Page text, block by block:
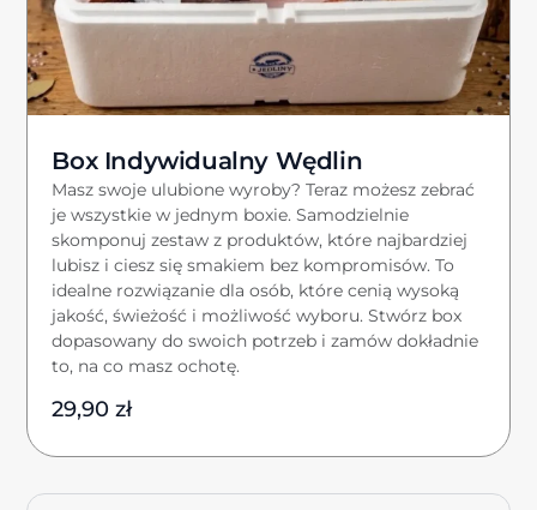
Box Indywidualny Wędlin
Masz swoje ulubione wyroby? Teraz możesz zebrać
je wszystkie w jednym boxie. Samodzielnie
skomponuj zestaw z produktów, które najbardziej
lubisz i ciesz się smakiem bez kompromisów. To
idealne rozwiązanie dla osób, które cenią wysoką
jakość, świeżość i możliwość wyboru. Stwórz box
dopasowany do swoich potrzeb i zamów dokładnie
to, na co masz ochotę.
29,90zł